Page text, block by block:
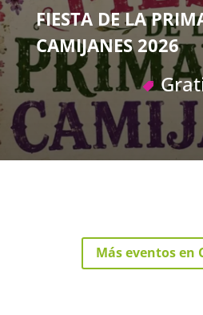
FIESTA DE LA
CAMIJANES 2026
Más eventos en